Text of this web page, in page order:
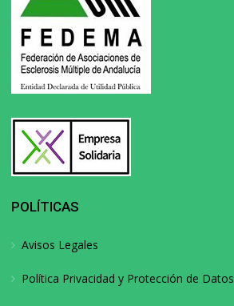
POLÍTICAS
Avisos Legales
Política Privacidad y Protección de Datos